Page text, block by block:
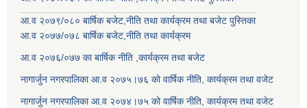
आ.व २०७९/०८० बार्षिक बजेट,नीति तथा कार्यक्रम तथा बजेट पुस्तिका
आ.व २०७७/०७८ बार्षिक बजेट,नीति तथा कार्यक्रम
आ.व २०७६/०७७ का बार्षिक नीति ,कार्यक्रम तथा बजेट
नागार्जुन नगरपालिका आ.व २०७५।७६ को वार्षिक नीति, कार्यक्रम तथा वजेट
नागार्जुन नगरपालिका आ.व २०७४।७५ को वार्षिक नीति, कार्यक्रम तथा वजेट